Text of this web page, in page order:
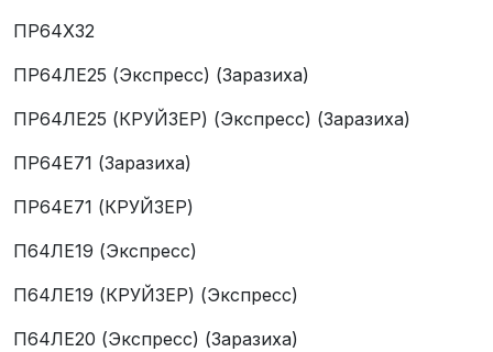
ПР64Х32
ПР64ЛЕ25 (Экспресс) (Заразиха)
ПР64ЛЕ25 (КРУЙЗЕР) (Экспресс) (Заразиха)
ПР64Е71 (Заразиха)
ПР64Е71 (КРУЙЗЕР)
П64ЛЕ19 (Экспресс)
П64ЛЕ19 (КРУЙЗЕР) (Экспресс)
П64ЛЕ20 (Экспресс) (Заразиха)